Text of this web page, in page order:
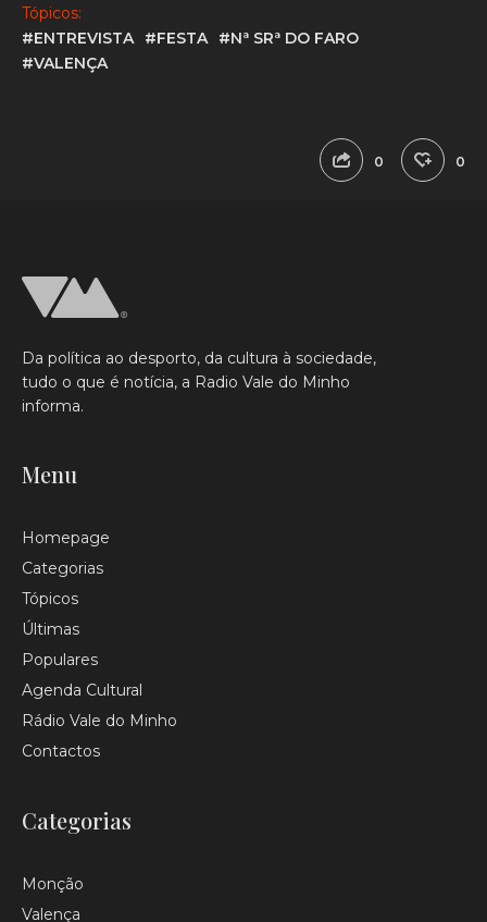
Tópicos:
#ENTREVISTA
#FESTA
#Nª SRª DO FARO
#VALENÇA
0 0
Da política ao desporto, da cultura à sociedade,
tudo o que é notícia, a Radio Vale do Minho
informa.
Menu
Homepage
Categorias
Tópicos
Últimas
Populares
Agenda Cultural
Rádio Vale do Minho
Contactos
Categorias
Monção
Valença